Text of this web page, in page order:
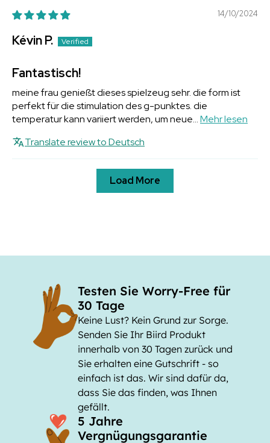
14/10/2024
Kévin P.
Fantastisch!
meine frau genießt dieses spielzeug sehr. die form ist
perfekt für die stimulation des g-punktes. die
temperatur kann variiert werden, um neue...Mehr lesen
Translate review to Deutsch
Load More
Testen Sie Worry-Free für
30 Tage
Keine Lust? Kein Grund zur Sorge.
Senden Sie Ihr Biird Produkt
innerhalb von 30 Tagen zurück und
Sie erhalten eine Gutschrift - so
einfach ist das. Wir sind dafür da,
dass Sie das finden, was Ihnen
gefällt.
5 Jahre
Vergnügungsgarantie